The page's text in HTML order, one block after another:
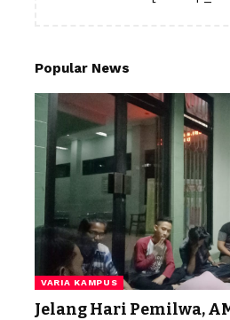
Popular News
VARIA KAMPUS
Jelang Hari Pemilwa,